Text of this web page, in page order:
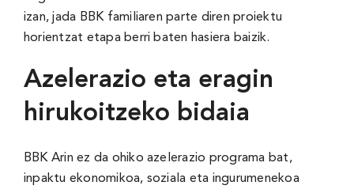
izan, jada BBK familiaren parte diren proiektu
horientzat etapa berri baten hasiera baizik.
Azelerazio eta eragin
hirukoitzeko bidaia
BBK Arin ez da ohiko azelerazio programa bat,
inpaktu ekonomikoa, soziala eta ingurumenekoa